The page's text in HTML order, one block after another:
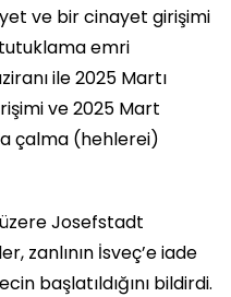
ve bir cinayet girişimi
emri
ile 2025 Martı
ve 2025 Mart
çalma (hehlerei)
Josefstadt
zanlının İsveç’e iade
başlatıldığını bildirdi.